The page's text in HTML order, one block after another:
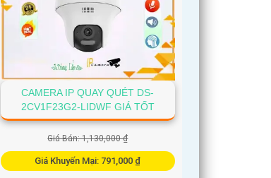
CAMERA IP QUAY QUÉT DS-
2CV1F23G2-LIDWF GIÁ TỐT
Giá Bán: 1,130,000 ₫
Giá Khuyến Mại: 791,000 ₫